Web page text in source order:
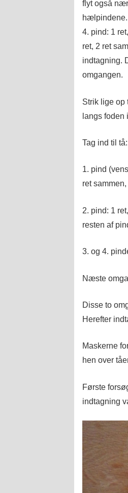
flyt også
4. pind: 1
ret, 2 ret
indtagning.
omgangen.
Strik lige op
langs foden
Tag ind til tå:
1. pind
ret
2. pind: 1
resten af
3. og 4.
Næste
Disse to
Herefter
Maskerne
hen over
Første
indtagning